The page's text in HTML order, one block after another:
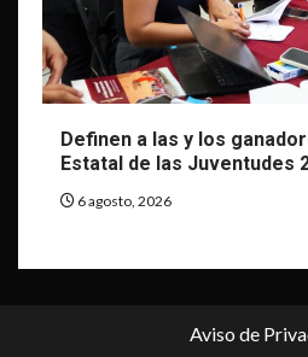
Definen a las y los
Estatal de las Juventudes
6 agosto, 2026
Aviso de